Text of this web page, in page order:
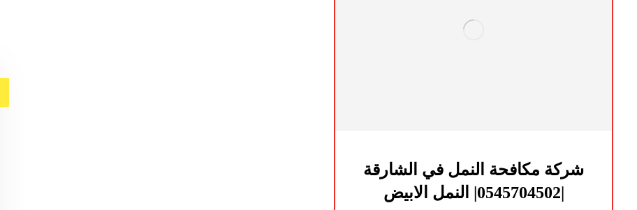
شركة مكافحة النمل في الشارقة
|0545704502| النمل الابيض